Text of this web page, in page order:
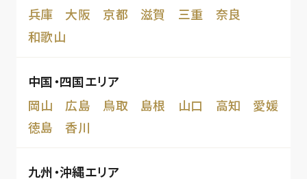
兵庫
大阪 京都 滋賀 三重
奈良
和歌山
中国・四国エリア
岡山
広島 鳥取 島根 山口 高知
愛媛
徳島
香川
九州・沖縄エリア